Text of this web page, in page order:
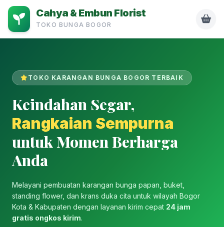
Cahya & Embun Florist
TOKO BUNGA BOGOR
TOKO KARANGAN BUNGA BOGOR TERBAIK
Keindahan Segar,
Rangkaian Sempurna
untuk Momen Berharga
Anda
Melayani pembuatan karangan bunga papan, buket,
standing flower, dan krans duka cita untuk wilayah Bogor
Kota & Kabupaten dengan layanan kirim cepat 24 jam
gratis ongkos kirim.